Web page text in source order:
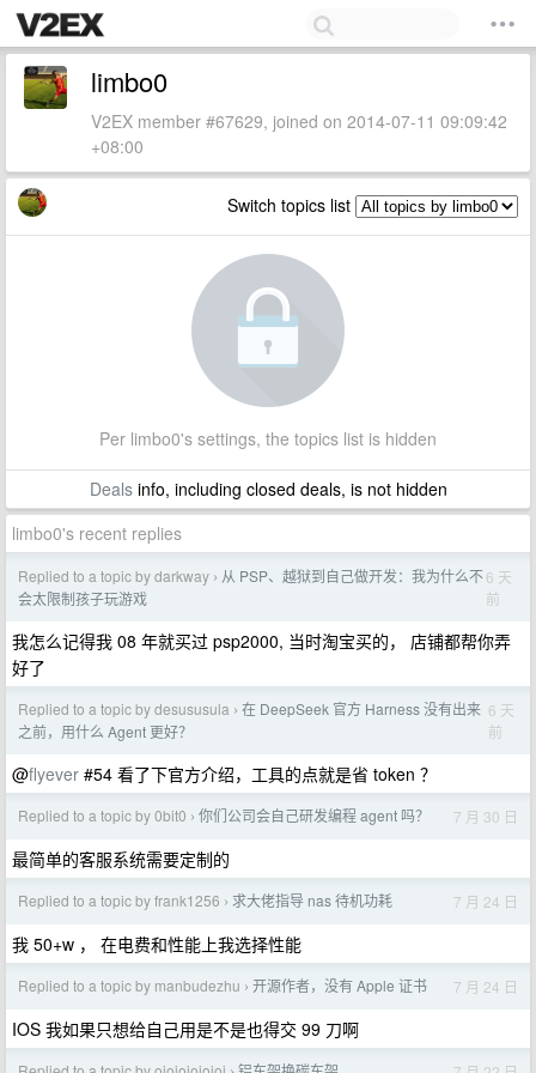
limbo0
V2EX member #67629, joined on 2014-07-11 09:09:42
+08:00
Switch topics list
Per limbo0's settings, the topics list is hidden
Dealsinfo, including closed deals, is not hidden
limbo0's recent replies
Replied to a topic by darkway › 从 PSP、越狱到自己做开发：我为什么不
会太限制孩子玩游戏
6 天
前
我怎么记得我 08 年就买过 psp2000, 当时淘宝买的， 店铺都帮你弄
好了
Replied to a topic by desususula › 在 DeepSeek 官方 Harness 没有出来
之前，用什么 Agent 更好？
6 天
前
@flyever #54 看了下官方介绍，工具的点就是省 token ？
Replied to a topic by 0bit0 › 你们公司会自己研发编程 agent 吗？ 7 月 30 日
最简单的客服系统需要定制的
Replied to a topic by frank1256 › 求大佬指导 nas 待机功耗 7 月 24 日
我 50+w ， 在电费和性能上我选择性能
Replied to a topic by manbudezhu › 开源作者，没有 Apple 证书 7 月 24 日
IOS 我如果只想给自己用是不是也得交 99 刀啊